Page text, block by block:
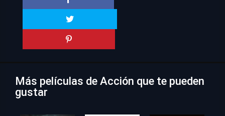
Más películas de Acción que te pueden
gustar